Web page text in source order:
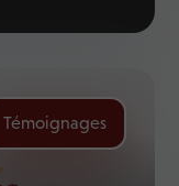
Témoignages